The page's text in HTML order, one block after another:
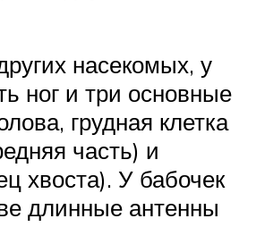
насекомых, у
ног и три основные
грудная клетка
часть) и
хвоста). У бабочек
длинные антенны